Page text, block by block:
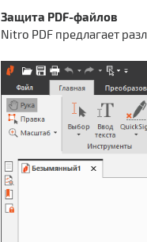
Защита PDF-файлов
Nitro PDF предлагает